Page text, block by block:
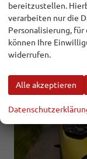
CLIO (IV)
bereitzustellen.
verarbeiten nur die
Personalisierung, für
können Ihre
widerrufen.
Alle akzeptieren